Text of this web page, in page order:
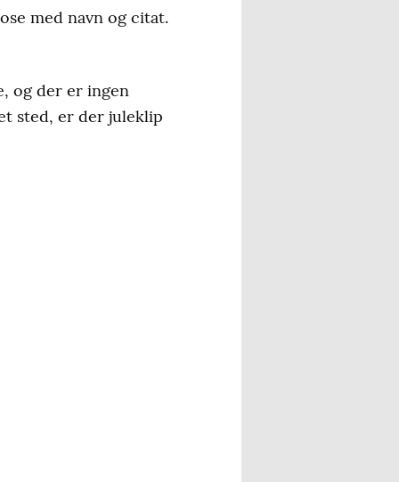
med navn og citat.
og der er ingen
sted, er der juleklip